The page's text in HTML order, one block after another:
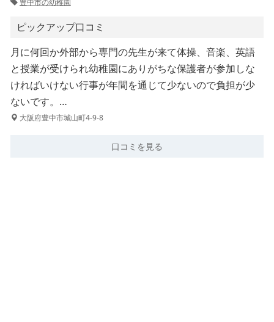
豊中市の幼稚園
ピックアップ口コミ
月に何回か外部から専門の先生が来て体操、音楽、英語
と授業が受けられ幼稚園にありがちな保護者が参加しな
ければいけない行事が年間を通じて少ないので負担が少
ないです。…
大阪府豊中市城山町4-9-8
口コミを見る